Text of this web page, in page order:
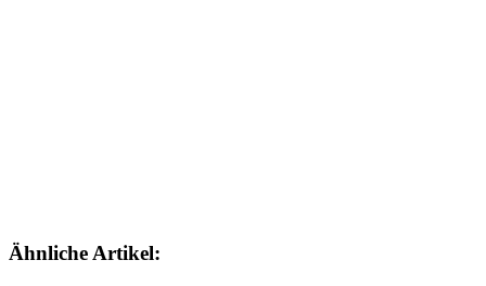
Ähnliche Artikel: